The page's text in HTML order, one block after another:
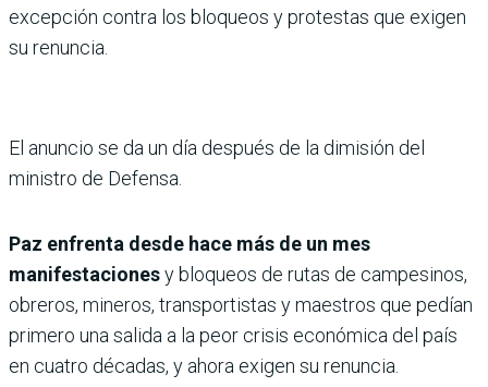
excepción contra los bloqueos y protestas que exigen
su renuncia.
El anuncio se da un día después de la dimisión del
ministro de Defensa.
Paz enfrenta desde hace más de un mes
manifestacionesy bloqueos de rutas de campesinos,
obreros, mineros, transportistas y maestros que pedían
primero una salida a la peor crisis económica del país
en cuatro décadas, y ahora exigen su renuncia.